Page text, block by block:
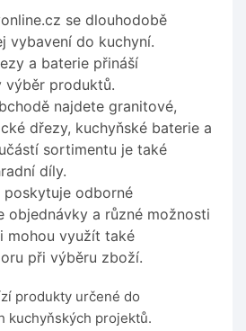
se dlouhodobě
vybavení do kuchyní.
a baterie přináší
výběr produktů.
najdete granitové,
dřezy, kuchyňské baterie a
sortimentu je také
díly.
poskytuje odborné
objednávky a různé možnosti
mohou využít také
při výběru zboží.
produkty určené do
kuchyňských projektů.